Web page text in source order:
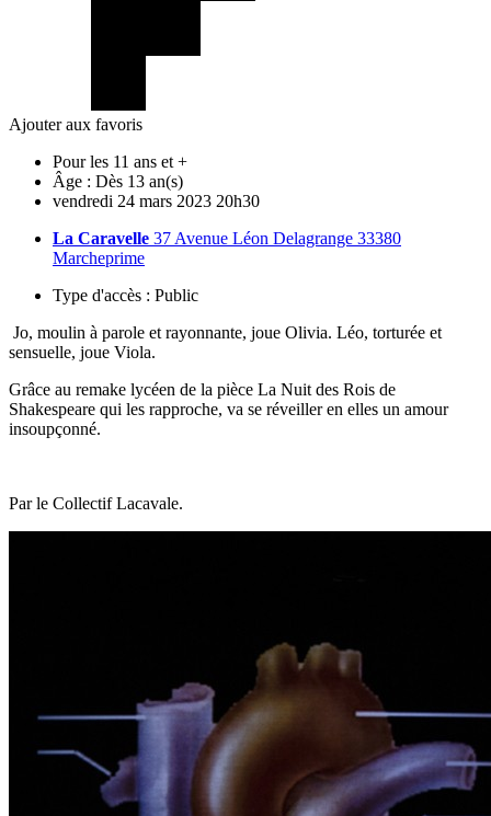
Ajouter aux favoris
Pour les 11 ans et +
Âge : Dès 13 an(s)
vendredi 24 mars 2023 20h30
La Caravelle 37 Avenue Léon Delagrange 33380
Marcheprime
Type d'accès : Public
Jo, moulin à parole et rayonnante, joue Olivia. Léo, torturée et
sensuelle, joue Viola.
Grâce au remake lycéen de la pièce La Nuit des Rois de
Shakespeare qui les rapproche, va se réveiller en elles un amour
insoupçonné.
Par le Collectif Lacavale.